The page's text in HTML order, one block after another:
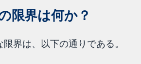
限界は何か？
界は、以下の通りである。